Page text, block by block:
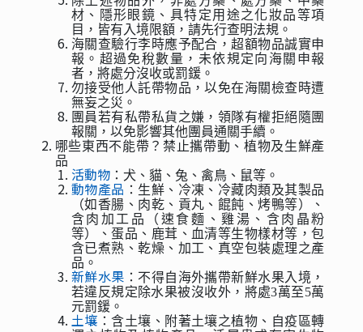
材、隱形眼鏡、具特定用途之化妝品等項
目，皆有入境限額，請先行查明法規。
海關查驗行李時應予配合，超額物品誠實申
報。超過免稅數量，未依規定向海關申報
者，將處分沒收或罰鍰。
勿接受他人託帶物品，以免在海關檢查時遭
無妄之災。
團員若有私帶私貨之嫌，領隊有權拒絕隨團
報關，以免影響其他團員通關手續。
哪些東西不能帶？禁止攜帶動、植物及生鮮產
品
活動物：犬、貓、兔、禽鳥、鼠等。
動物產品 ：生鮮、冷凍、冷藏肉類及其製品
（如香腸、肉乾、貢丸、餛飩、烤鴨等）、
含肉加工品（速食麵、雞湯、含肉晶粉
等）、蛋品、鹿茸、血清等生物樣材等，包
含已煮熟、乾燥、加工、真空包裝處理之產
品。
新鮮水果 ：不得自海外攜帶新鮮水果入境，
若違反規定除水果被沒收外，將處3萬至5萬
元罰鍰。
土壤 ：含土壤、附著土壤之植物、自疫區轉